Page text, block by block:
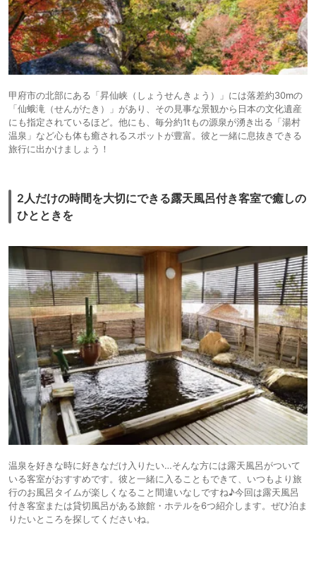
甲府市の北部にある「昇仙峡（しょうせんきょう）」には落差約30mの
「仙蛾滝（せんがたき）」があり、その見事な景観から日本の文化遺産
にも指定されているほど。他にも、毎分約1tもの源泉が湧き出る「湯村
温泉」など心も体も癒されるスポットが豊富。彼と一緒に息抜きできる
旅行に出かけましょう！
2人だけの時間を大切にできる露天風呂付き客室で癒しの
ひとときを
温泉を好きな時に好きなだけ入りたい…そんな方には露天風呂がついて
いる客室がおすすめです。彼と一緒に入ることもできて、いつもより旅
行のお風呂タイムが楽しくなること間違いなしですね♪今回は露天風呂
付き客室または貸切風呂がある旅館・ホテルを6つ紹介します。ぜひ泊ま
りたいところを探してくださいね。